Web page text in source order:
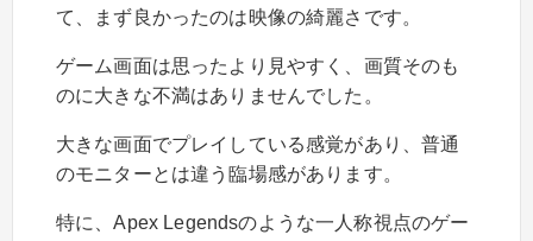
て、まず良かったのは映像の綺麗さです。
ゲーム画面は思ったより見やすく、画質そのも
のに大きな不満はありませんでした。
大きな画面でプレイしている感覚があり、普通
のモニターとは違う臨場感があります。
特に、Apex Legendsのような一人称視点のゲー